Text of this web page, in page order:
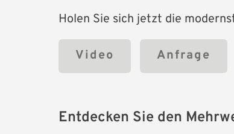
Holen Sie sich jetzt die
Video Anfrage
Entdecken Sie den